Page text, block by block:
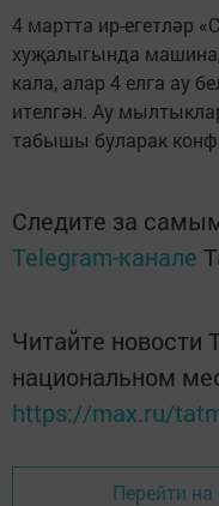
4 мартта ир-егетләр
хуҗалыгында
кала, алар 4 елга ау
ителгән. Ау
табышы буларак
Следите за
Telegram-канале
Читайте новости
национальном
https://max.ru/
Перейти